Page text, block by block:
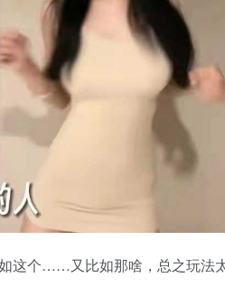
这个……又比如那啥，总之玩法